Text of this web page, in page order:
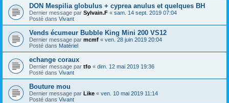
DON Mespilia globulus + cyprea anulus et quelques BH
Dernier message par Sylvain.F « sam. 14 sept. 2019 07:04
Posté dans Vivant
Vends écumeur Bubble King Mini 200 VS12
Dernier message par mcmf « ven. 28 juin 2019 20:04
Posté dans Matériel
echange coraux
Dernier message par tfo « dim. 12 mai 2019 19:36
Posté dans Vivant
Bouture mou
Dernier message par Like « ven. 10 mai 2019 11:14
Posté dans Vivant